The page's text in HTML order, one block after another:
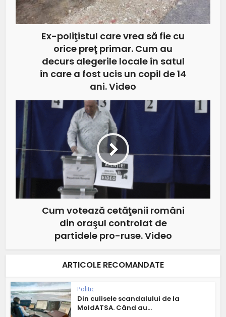
Ex-poliţistul care vrea să fie cu
orice preţ primar. Cum au
decurs alegerile locale în satul
în care a fost ucis un copil de 14
ani. Video
Cum votează cetăţenii români
din oraşul controlat de
partidele pro-ruse. Video
ARTICOLE RECOMANDATE
Politic
Din culisele scandalului de la
MoldATSA. Când au...